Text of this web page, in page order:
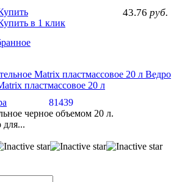
43.76 руб.
в 1 клик
Ведро
пластмассовое 20 л
81439
черное объемом 20 л.
для...